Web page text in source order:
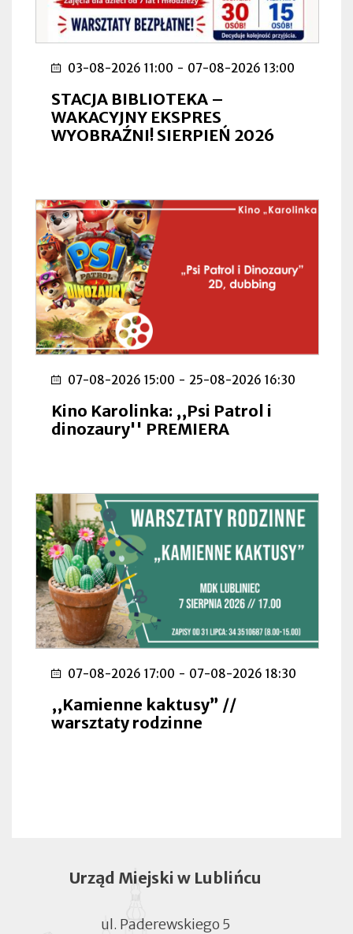
03-08-2026 11:00 - 07-08-2026 13:00
STACJA BIBLIOTEKA –
WAKACYJNY EKSPRES
WYOBRAŹNI! SIERPIEŃ 2026
07-08-2026 15:00 - 25-08-2026 16:30
Kino Karolinka: ,,Psi Patrol i
dinozaury'' PREMIERA
07-08-2026 17:00 - 07-08-2026 18:30
,,Kamienne kaktusy” //
warsztaty rodzinne
Urząd Miejski w Lublińcu
ul. Paderewskiego 5